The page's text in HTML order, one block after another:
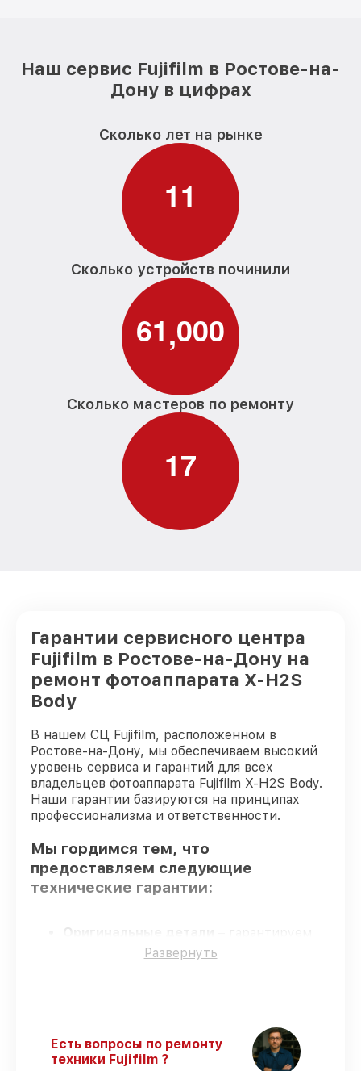
Наш сервис Fujifilm в Ростове-на-
Дону в цифрах
Сколько лет на рынке
11
Сколько устройств починили
61,000
Сколько мастеров по ремонту
17
Гарантии сервисного центра
Fujifilm в Ростове-на-Дону на
ремонт фотоаппарата X-H2S
Body
В нашем СЦ Fujifilm, расположенном в
Ростове-на-Дону, мы обеспечиваем высокий
уровень сервиса и гарантий для всех
владельцев фотоаппарата Fujifilm X-H2S Body.
Наши гарантии базируются на принципах
профессионализма и ответственности.
Мы гордимся тем, что
предоставляем следующие
технические гарантии:
Оригинальные детали
использование фирменных запчастей для
сервис фотоаппарата X-H2S Body
выполняется строго в оговоренные
сроки.
Развернуть
Есть вопросы по ремонту
техники Fujifilm ?